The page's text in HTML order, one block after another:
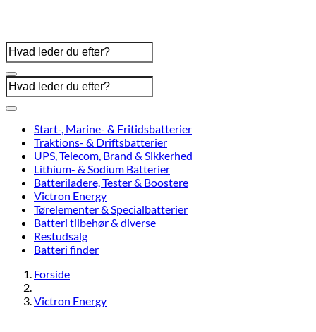
Start-, Marine- & Fritidsbatterier
Traktions- & Driftsbatterier
UPS, Telecom, Brand & Sikkerhed
Lithium- & Sodium Batterier
Batteriladere, Tester & Boostere
Victron Energy
Tørelementer & Specialbatterier
Batteri tilbehør & diverse
Restudsalg
Batteri finder
Forside
Victron Energy